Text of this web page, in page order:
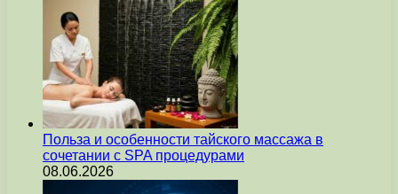
Польза и особенности тайского массажа в
сочетании с SPA процедурами
08.06.2026